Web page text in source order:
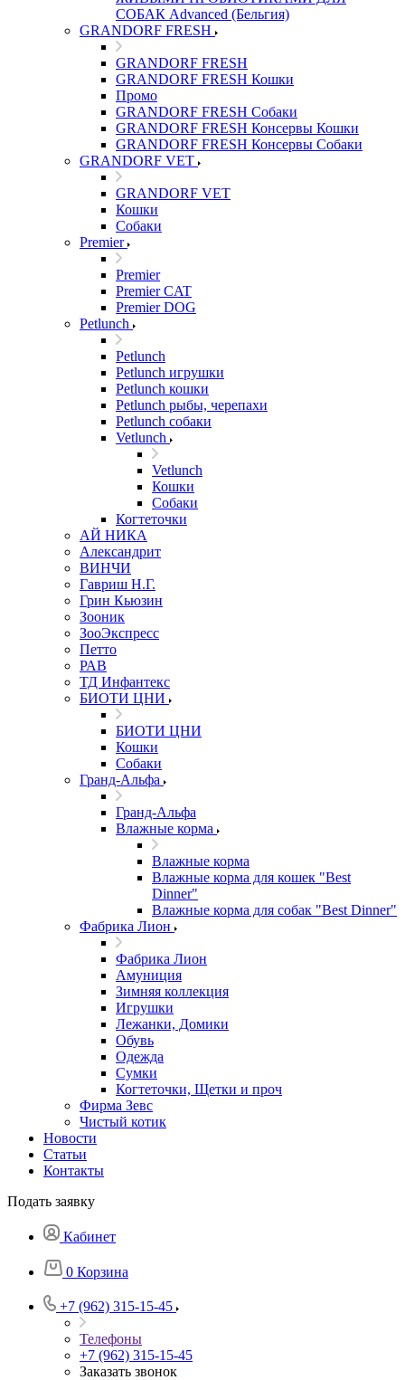
СОБАК Advanced (Бельгия)
GRANDORF FRESH
GRANDORF FRESH
GRANDORF FRESH Кошки
Промо
GRANDORF FRESH Собаки
GRANDORF FRESH Консервы Кошки
GRANDORF FRESH Консервы Собаки
GRANDORF VET
GRANDORF VET
Кошки
Собаки
Premier
Premier
Premier CAT
Premier DOG
Petlunch
Petlunch
Petlunch игрушки
Petlunch кошки
Petlunch рыбы, черепахи
Petlunch собаки
Vetlunch
Vetlunch
Кошки
Собаки
Когтеточки
АЙ НИКА
Александрит
ВИНЧИ
Гавриш Н.Г.
Грин Кьюзин
Зооник
ЗооЭкспресс
Петто
РАВ
ТД Инфантекс
БИОТИ ЦНИ
БИОТИ ЦНИ
Кошки
Собаки
Гранд-Альфа
Гранд-Альфа
Влажные корма
Влажные корма
Влажные корма для кошек "Best
Dinner"
Влажные корма для собак "Best Dinner"
Фабрика Лион
Фабрика Лион
Амуниция
Зимняя коллекция
Игрушки
Лежанки, Домики
Обувь
Одежда
Сумки
Когтеточки, Щетки и проч
Фирма Зевс
Чистый котик
Новости
Статьи
Контакты
Подать заявку
Кабинет
0 Корзина
+7 (962) 315-15-45
Телефоны
+7 (962) 315-15-45
Заказать звонок